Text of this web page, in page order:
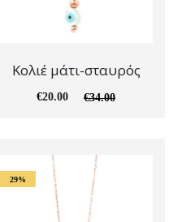
Κολιέ μάτι-σταυρός
€34.00
€20.00
29%